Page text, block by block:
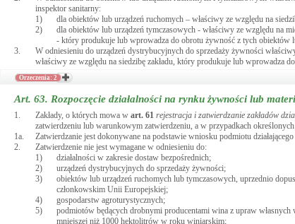
inspektor sanitarny:
1)
dla obiektów lub urządzeń ruchomych – właściwy ze względu na
2)
dla obiektów lub urządzeń tymczasowych - właściwy ze względu na
- który produkuje lub wprowadza do obrotu żywność z tych obiektów
3.
W odniesieniu do urządzeń dystrybucyjnych do sprzedaży żywności
właściwy ze względu na siedzibę zakładu, który produkuje lub wprowadza
Orzeczenia: 2
Art. 63. Rozpoczęcie działalności na rynku żywności lub
1. Zakłady, o których mowa w art. 61 rejestracja i zatwierdzanie zakładów
zatwierdzeniu lub warunkowym zatwierdzeniu, a w przypadkach
1a.
Zatwierdzanie jest dokonywane na podstawie wniosku podmiotu
2.
Zatwierdzenie nie jest wymagane w odniesieniu do:
1)
działalności w zakresie dostaw bezpośrednich;
2)
urządzeń dystrybucyjnych do sprzedaży żywności;
3)
obiektów lub urządzeń ruchomych lub tymczasowych, uprzednio
członkowskim Unii Europejskiej;
4)
gospodarstw agroturystycznych;
5)
podmiotów będących drobnymi producentami wina z upraw własnych
mniejszej niż 1000 hektolitrów w roku winiarskim;